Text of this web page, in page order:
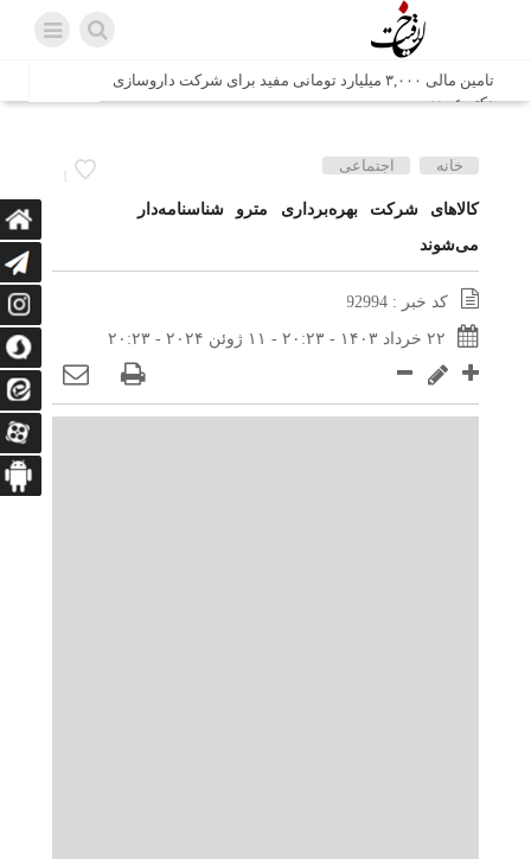
تامین مالی ۳,۰۰۰ میلیارد تومانی مفید برای شرکت داروسازی
دکتر عبیدی
شش وزیر کابینه پاکستان با حضور در سفارت ایران در اسلام
اتابک: ظرفیت های جدید همکاری‌های تجاری ایران و پاکستان با
محوریت بخش خصوصی فعال می‌شود
در مسیر جا‌مانده‌ها، دل‌ها به کربلا رسیده است
وزیر صمت خواستار پیگیری کانتینرهای ایرانی در بندر کراچی
شد / تجارت ۱۰ میلیارد دلاری ایران و پاکستان
1
خانه اجتماعی
کالاهای شرکت بهره‌برداری مترو شناسنامه‌دار
می‌شوند
کد خبر : 92994
۲۲ خرداد ۱۴۰۳ - ۲۰:۲۳ - ۱۱ ژوئن ۲۰۲۴ - ۲۰:۲۳